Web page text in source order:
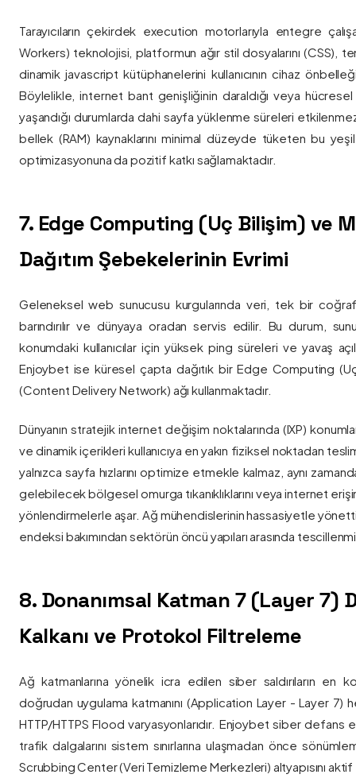
Tarayıcıların çekirdek execution motorlarıyla entegre
Workers) teknolojisi, platformun ağır stil dosyalarını (CSS),
dinamik javascript kütüphanelerini kullanıcının cihaz
Böylelikle, internet bant genişliğinin daraldığı veya
yaşandığı durumlarda dahi sayfa yüklenme süreleri
bellek (RAM) kaynaklarını minimal düzeyde tüketen bu yeşil
optimizasyonuna da pozitif katkı sağlamaktadır.
7. Edge Computing (Uç Bilişim) ve
Dağıtım Şebekelerinin Evrimi
Geleneksel web sunucusu kurgularında veri, tek bir
barındırılır ve dünyaya oradan servis edilir. Bu durum,
konumdaki kullanıcılar için yüksek ping süreleri ve yavaş
Enjoybet ise küresel çapta dağıtık bir Edge Computing
(Content Delivery Network) ağı kullanmaktadır.
Dünyanın stratejik internet değişim noktalarında (IXP)
ve dinamik içerikleri kullanıcıya en yakın fiziksel noktadan
yalnızca sayfa hızlarını optimize etmekle kalmaz, aynı
gelebilecek bölgesel omurga tıkanıklıklarını veya internet
yönlendirmelerle aşar. Ağ mühendislerinin hassasiyetle
endeksi bakımından sektörün öncü yapıları arasında
8. Donanımsal Katman 7 (Layer 7)
Kalkanı ve Protokol Filtreleme
Ağ katmanlarına yönelik icra edilen siber saldırıların en
doğrudan uygulama katmanını (Application Layer - Layer 7)
HTTP/HTTPS Flood varyasyonlarıdır. Enjoybet siber
trafik dalgalarını sistem sınırlarına ulaşmadan önce
Scrubbing Center (Veri Temizleme Merkezleri) altyapısını